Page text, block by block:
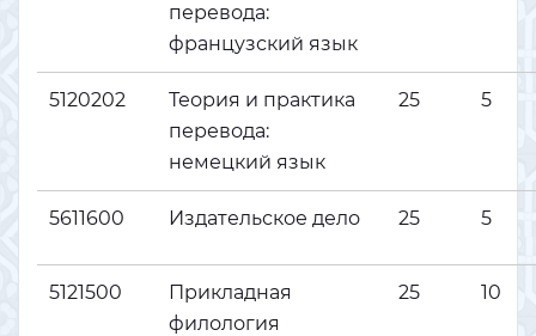
перевода:
французский язык
5120202
Теория и практика
перевода:
немецкий язык
25 5
5611600 Издательское дело 25 5
5121500
Прикладная
филология
25 10